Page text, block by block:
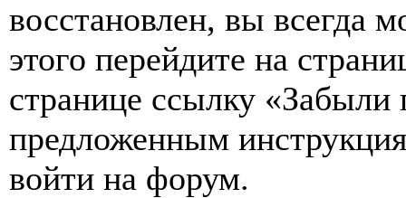
восстановлен, вы всегда
этого перейдите на
странице ссылку «Забыли
предложенным
войти на форум.